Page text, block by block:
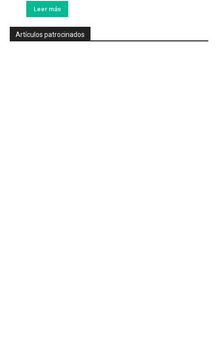
Leer más
Artículos patrocinados